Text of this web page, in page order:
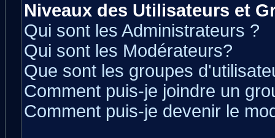
Niveaux des Utilisateurs et
Qui sont les Administrateurs ?
Qui sont les Modérateurs?
Que sont les groupes
Comment puis-je joindre un
Comment puis-je devenir le